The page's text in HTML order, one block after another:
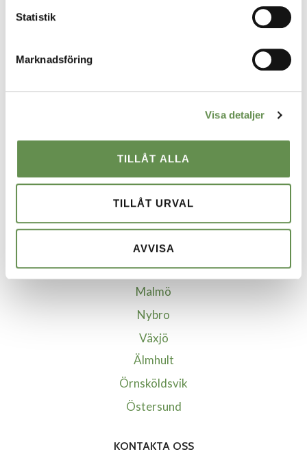
Statistik
Marknadsföring
Visa detaljer
TILLÅT ALLA
TILLÅT URVAL
AVVISA
Borlänge
Göteborg
Helsingborg
Jönköping
Kalmar
Kristianstad-Åhus
Malmö
Nybro
Växjö
Älmhult
Örnsköldsvik
Östersund
KONTAKTA OSS